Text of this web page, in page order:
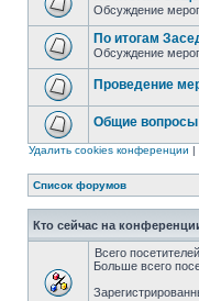
Обсуждение
По итогам
Обсуждение
Проведение
Общие
Удалить cookies конференции |
Список форумов
Кто сейчас на
Всего
Больше всего